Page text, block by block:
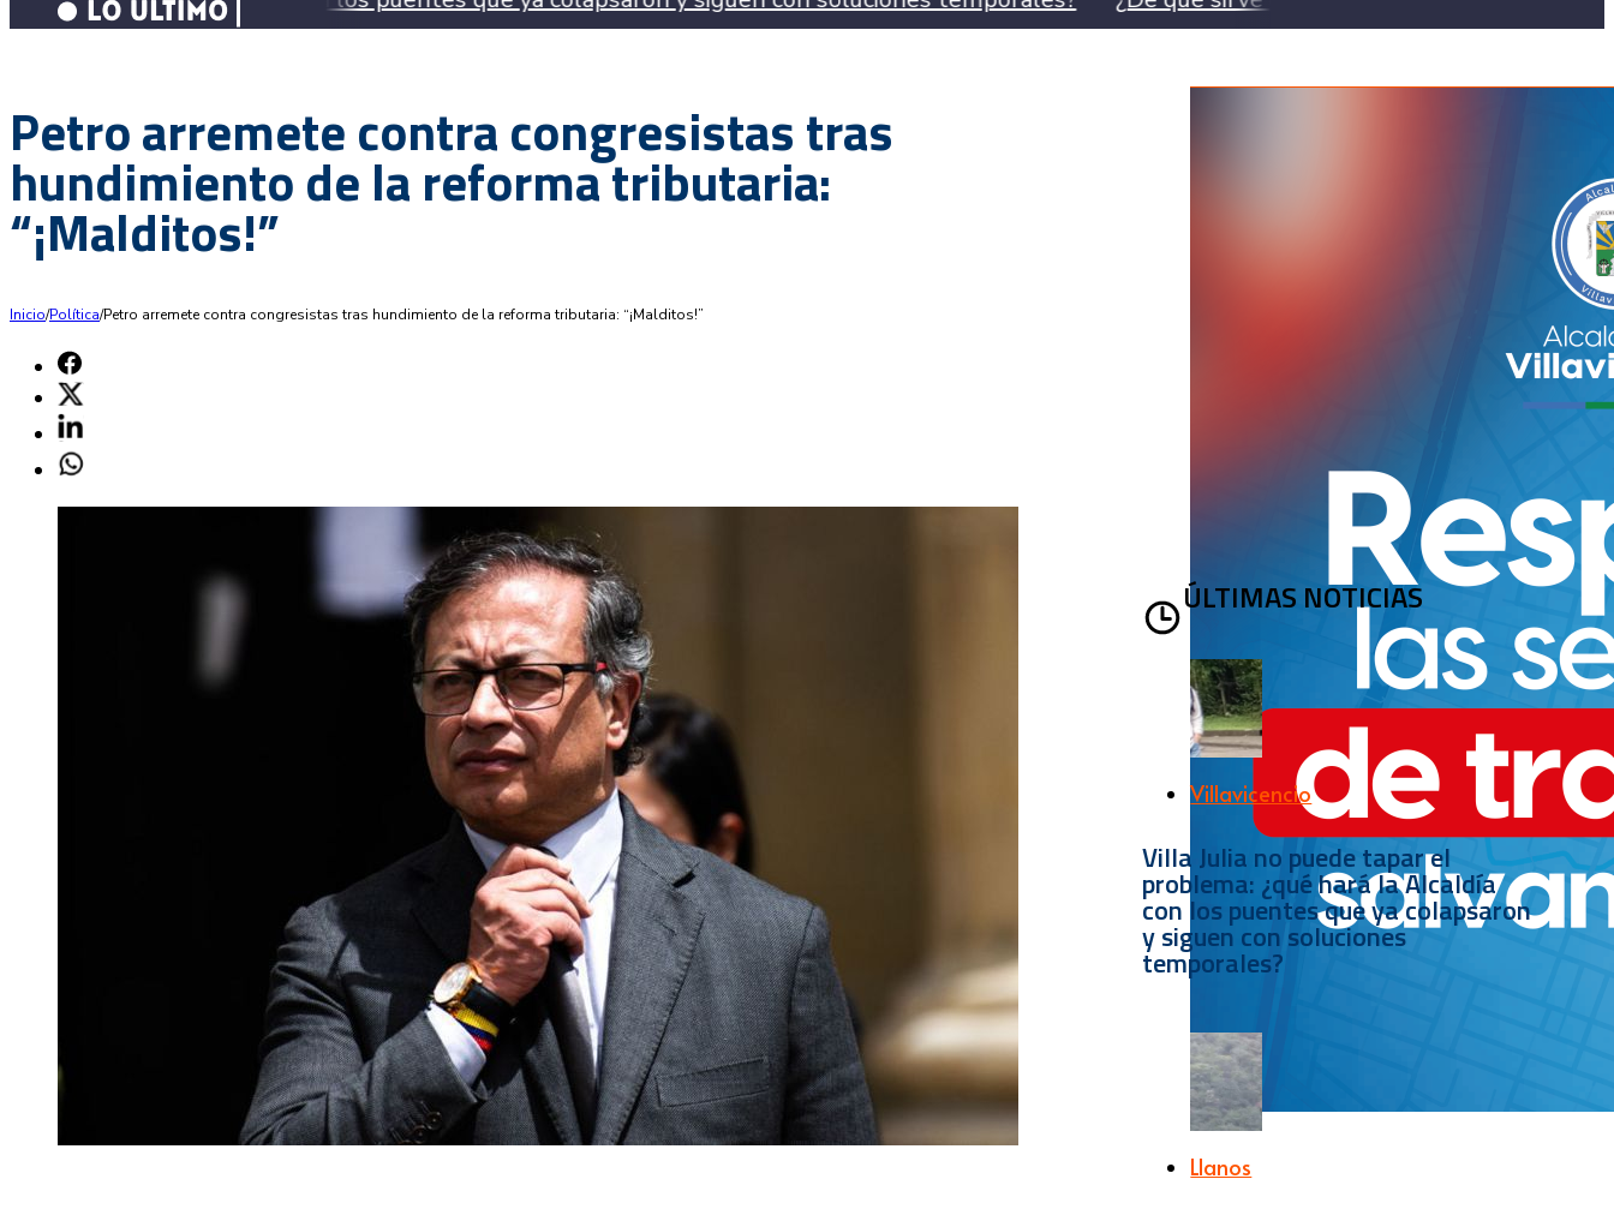
Petro arremete contra congresistas tras
hundimiento de la reforma tributaria:
“¡Malditos!”
Inicio/Política/Petro arremete contra congresistas tras hundimiento de la reforma tributaria: “¡Malditos!”
ÚLTIMAS NOTICIAS
Villavicencio
Villa Julia no puede tapar el
problema: ¿qué hará la Alcaldía
con los puentes que ya colapsaron
y siguen con soluciones
temporales?
Llanos